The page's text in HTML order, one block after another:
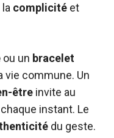
complicité et
ou un bracelet
vie commune. Un
être invite au
instant. Le
du geste.